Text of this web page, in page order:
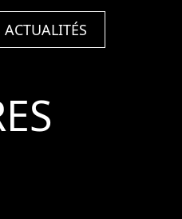
ACTUALITÉS